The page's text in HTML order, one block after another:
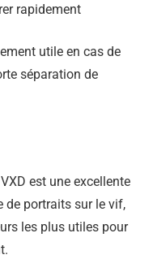
rapidement
utile en cas de
séparation de
est une excellente
de portraits sur le vif,
les plus utiles pour